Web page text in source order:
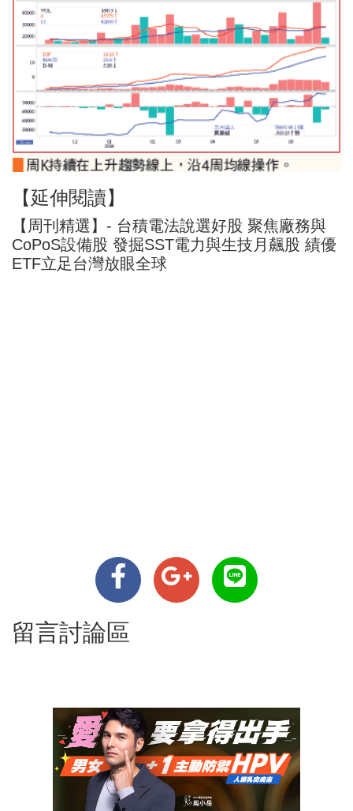
【延伸閱讀】
【周刊精選】- 台積電法說選好股 聚焦廠務與
CoPoS設備股 發掘SST電力與生技月飆股 績優
ETF立足台灣放眼全球
留言討論區